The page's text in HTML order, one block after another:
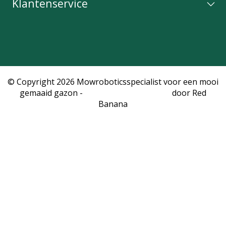
Klantenservice
© Copyright 2026 Mowroboticsspecialist voor een mooi
gemaaid gazon -
door Red
Banana